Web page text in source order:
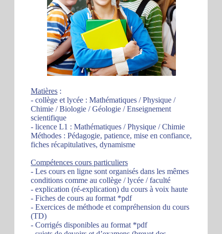
Matières :
- collège et lycée : Mathématiques / Physique /
Chimie / Biologie / Géologie / Enseignement
scientifique
- licence L1 : Mathématiques / Physique / Chimie
Méthodes : Pédagogie, patience, mise en confiance,
fiches récapitulatives, dynamisme
Compétences cours particuliers
- Les cours en ligne sont organisés dans les mêmes
conditions comme au collège / lycée / faculté
- explication (ré-explication) du cours à voix haute
- Fiches de cours au format *pdf
- Exercices de méthode et compréhension du cours
(TD)
- Corrigés disponibles au format *pdf